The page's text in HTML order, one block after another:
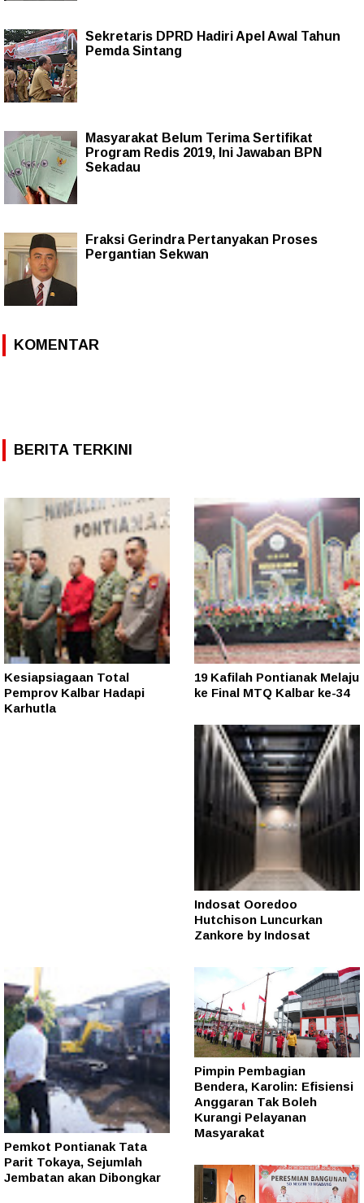
Sekretaris DPRD Hadiri Apel Awal Tahun
Pemda Sintang
Masyarakat Belum Terima Sertifikat
Program Redis 2019, Ini Jawaban BPN
Sekadau
Fraksi Gerindra Pertanyakan Proses
Pergantian Sekwan
KOMENTAR
BERITA TERKINI
Kesiapsiagaan Total
Pemprov Kalbar Hadapi
Karhutla
19 Kafilah Pontianak Melaju
ke Final MTQ Kalbar ke-34
Indosat Ooredoo
Hutchison Luncurkan
Zankore by Indosat
Pemkot Pontianak Tata
Parit Tokaya, Sejumlah
Jembatan akan Dibongkar
Pimpin Pembagian
Bendera, Karolin: Efisiensi
Anggaran Tak Boleh
Kurangi Pelayanan
Masyarakat